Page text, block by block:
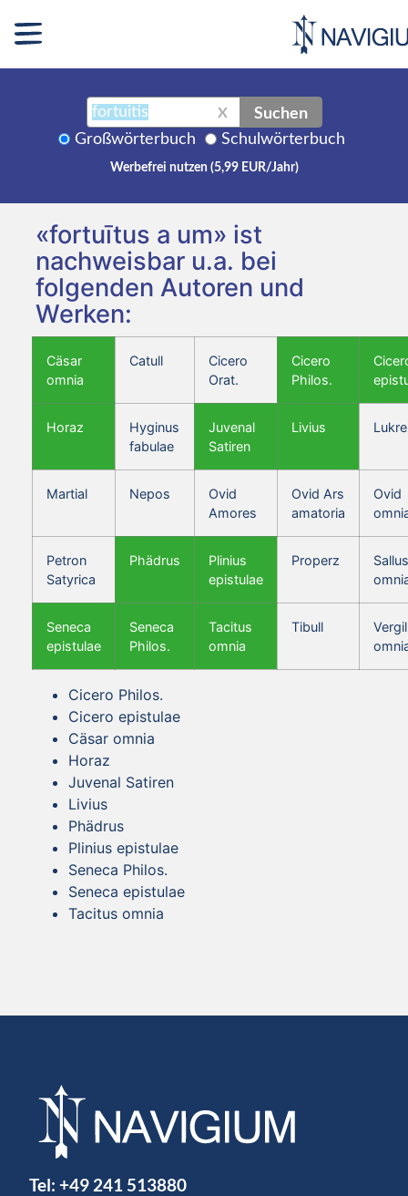
X Suchen
Großwörterbuch Schulwörterbuch
Werbefrei nutzen (5,99 EUR/Jahr)
«fortuītus a um» ist
nachweisbar u.a. bei
folgenden Autoren und
Werken:
Cäsar
omnia
Catull
Cicero
Orat.
Cicero
Philos.
Horaz
Hyginus
fabulae
Juvenal
Satiren
Livius
Martial Nepos
Ovid
Amores
Ovid Ars
amatoria
Ovid
Petron
Satyrica
Phädrus
Plinius
epistulae
Properz
Seneca
epistulae
Seneca
Philos.
Tacitus
omnia
Tibull
Vergil
Cicero Philos.
Cicero epistulae
Cäsar omnia
Horaz
Juvenal Satiren
Livius
Phädrus
Plinius epistulae
Seneca Philos.
Seneca epistulae
Tacitus omnia
Tel: +49 241 513880